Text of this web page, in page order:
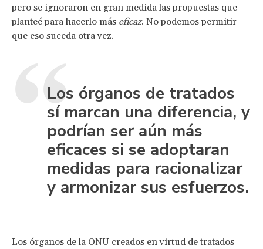
pero se ignoraron en gran medida las propuestas que
planteé para hacerlo más eficaz. No podemos permitir
que eso suceda otra vez.
Los órganos de tratados
sí marcan una diferencia, y
podrían ser aún más
eficaces si se adoptaran
medidas para racionalizar
y armonizar sus esfuerzos.
Los órganos de la ONU creados en virtud de tratados